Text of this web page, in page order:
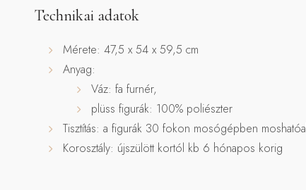
Technikai adatok
Mérete: 47,5 x 54 x 59,5 cm
Anyag:
Váz: fa furnér,
plüss figurák: 100% poliészter
Tisztítás: a figurák 30 fokon mosógépben
Korosztály: újszülött kortól kb 6 hónapos korig